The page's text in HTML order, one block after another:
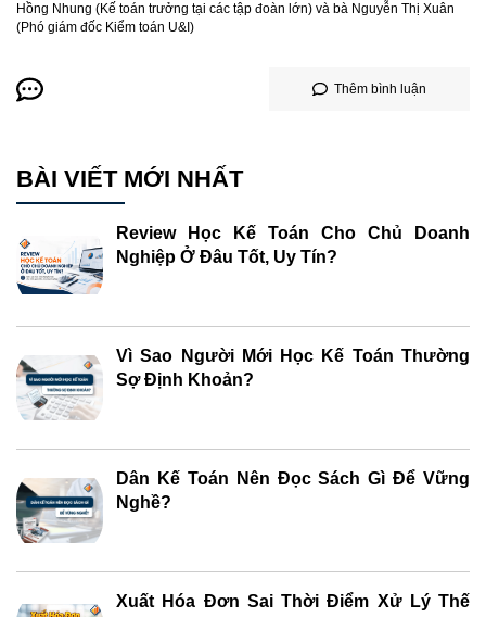
Hồng Nhung (Kế toán trưởng tại các tập đoàn lớn) và bà Nguyễn Thị Xuân
(Phó giám đốc Kiểm toán U&I)
Thêm bình luận
BÀI VIẾT MỚI NHẤT
Review Học Kế Toán Cho Chủ Doanh
Nghiệp Ở Đâu Tốt, Uy Tín?
Vì Sao Người Mới Học Kế Toán Thường
Sợ Định Khoản?
Dân Kế Toán Nên Đọc Sách Gì Để Vững
Nghề?
Xuất Hóa Đơn Sai Thời Điểm Xử Lý Thế